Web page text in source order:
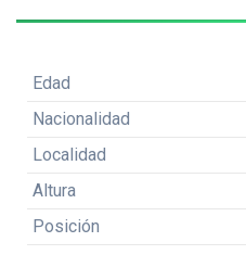
Edad
Nacionalidad
Localidad
Altura
Posición